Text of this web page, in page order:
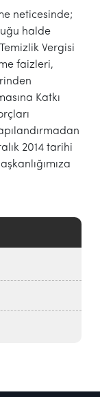
neticesinde;
halde
Vergisi
faizleri,
Katkı
2014 tarihi